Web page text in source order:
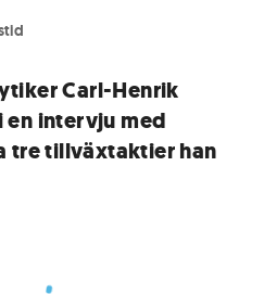
Carl-Henrik
intervju med
tre tillväxtaktier han